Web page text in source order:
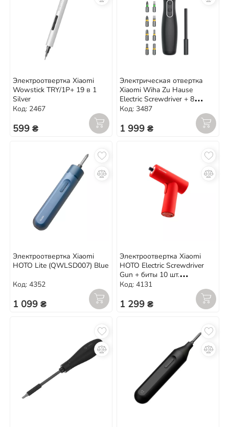
Электроотвертка Xiaomi
Wowstick TRY/1P+ 19 в 1
Silver
Код: 2467
599 ₴
Электрическая отвертка
Xiaomi Wiha Zu Hause
Electric Screwdriver + 8
насадок
Код: 3487
1 999 ₴
Электроотвертка Xiaomi
HOTO Lite (QWLSD007) Blue
Код: 4352
1 099 ₴
Электроотвертка Xiaomi
HOTO Electric Screwdriver
Gun + биты 10 шт.
(QWLSD008) Red
Код: 4131
1 299 ₴